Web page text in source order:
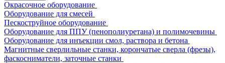
Окрасочное оборудование
Оборудование для смесей
Пескоструйное оборудование
Оборудование для ППУ (пенополиуретана) и полимочевины
Оборудование для инъекции смол, раствора и бетона
Магнитные сверлильные станки, корончатые сверла (фрезы),
фаскосниматели, заточные станки